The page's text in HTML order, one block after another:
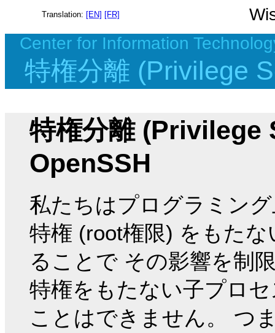
Translation: [EN] [FR]
Center for Information
特権分離 (Privilege
特権分離 (Privilege
OpenSSH
私たちはプログラミン
特権 (root権限) をもた
ることで その影響を制
特権をもたない子プロ
ことはできません。 つ